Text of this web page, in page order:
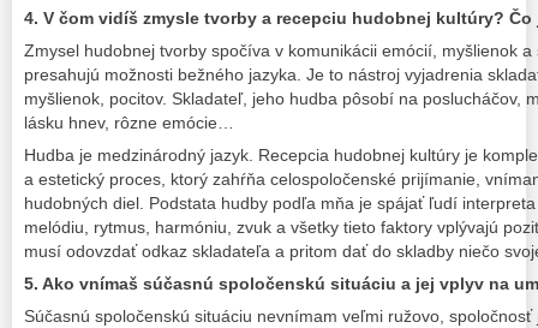
4. V čom vidíš zmysle tvorby a recepciu hudobnej kultúry?
Zmysel hudobnej tvorby spočíva v komunikácii emócií, myšlienok
presahujú možnosti bežného jazyka. Je to nástroj vyjadrenia
myšlienok, pocitov. Skladateľ, jeho hudba pôsobí na poslucháčov,
lásku hnev, rôzne emócie…
Hudba je medzinárodný jazyk. Recepcia hudobnej kultúry je
a estetický proces, ktorý zahŕňa celospoločenské prijímanie,
hudobných diel. Podstata hudby podľa mňa je spájať ľudí
melódiu, rytmus, harmóniu, zvuk a všetky tieto faktory vplývajú
musí odovzdať odkaz skladateľa a pritom dať do skladby niečo
5. Ako vnímaš súčasnú spoločenskú situáciu a jej vplyv na
Súčasnú spoločenskú situáciu nevnímam veľmi ružovo,